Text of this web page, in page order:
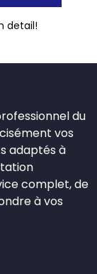
detail!
du
vos
adaptés à
complet, de
à vos